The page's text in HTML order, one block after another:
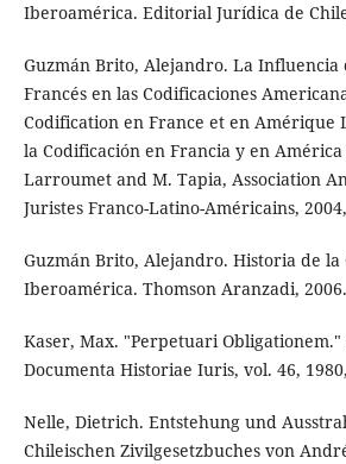
Iberoamérica. Editorial Jurídica de
Guzmán Brito, Alejandro. La Influencia
Francés en las Codificaciones
Codification en France et en Amérique
la Codificación en Francia y en
Larroumet and M. Tapia, Association
Juristes Franco-Latino-Américains,
Guzmán Brito, Alejandro. Historia de la
Iberoamérica. Thomson Aranzadi, 2006.
Kaser, Max. "Perpetuari Obligationem."
Documenta Historiae Iuris, vol. 46,
Nelle, Dietrich. Entstehung und
Chileischen Zivilgesetzbuches von